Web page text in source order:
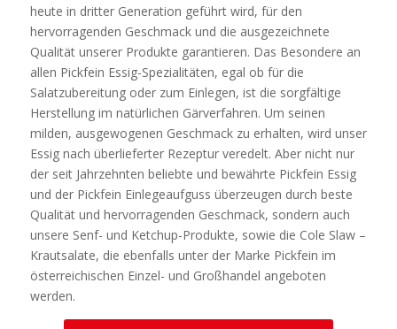
heute in dritter Generation geführt wird, für den
hervorragenden Geschmack und die ausgezeichnete
Qualität unserer Produkte garantieren. Das Besondere an
allen Pickfein Essig-Spezialitäten, egal ob für die
Salatzubereitung oder zum Einlegen, ist die sorgfältige
Herstellung im natürlichen Gärverfahren. Um seinen
milden, ausgewogenen Geschmack zu erhalten, wird unser
Essig nach überlieferter Rezeptur veredelt. Aber nicht nur
der seit Jahrzehnten beliebte und bewährte Pickfein Essig
und der Pickfein Einlegeaufguss überzeugen durch beste
Qualität und hervorragenden Geschmack, sondern auch
unsere Senf- und Ketchup-Produkte, sowie die Cole Slaw –
Krautsalate, die ebenfalls unter der Marke Pickfein im
österreichischen Einzel- und Großhandel angeboten
werden.